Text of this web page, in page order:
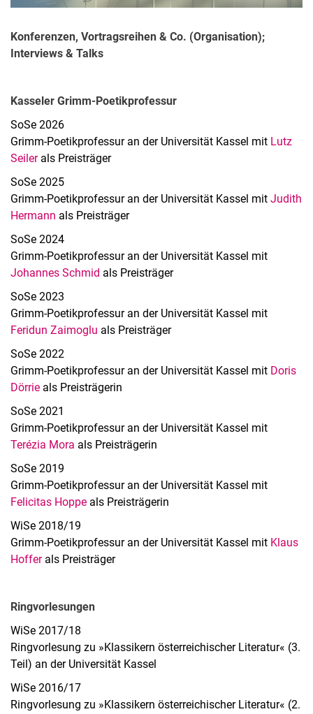
Lehre
Filme
Konferenzen, Vortragsreihen & Co. (Organisation);
Interviews & Talks
Kasseler Grimm-Poetikprofessur
SoSe 2026
Grimm-Poetikprofessur an der Universität Kassel mit Lutz
Seilerals Preisträger
SoSe 2025
Grimm-Poetikprofessur an der Universität Kassel mit Judith
Hermann als Preisträger
SoSe 2024
Grimm-Poetikprofessur an der Universität Kassel mit
Johannes Schmid als Preisträger
SoSe 2023
Grimm-Poetikprofessur an der Universität Kassel mit
Feridun Zaimoglu als Preisträger
SoSe 2022
Grimm-Poetikprofessur an der Universität Kassel mit Doris
Dörrie als Preisträgerin
SoSe 2021
Grimm-Poetikprofessur an der Universität Kassel mit
Terézia Mora als Preisträgerin
SoSe 2019
Grimm-Poetikprofessur an der Universität Kassel mit
Felicitas Hoppe als Preisträgerin
WiSe 2018/19
Grimm-Poetikprofessur an der Universität Kassel mit Klaus
Hoffer als Preisträger
Ringvorlesungen
WiSe 2017/18
Ringvorlesung zu »Klassikern österreichischer Literatur« (3.
Teil) an der Universität Kassel
WiSe 2016/17
Ringvorlesung zu »Klassikern österreichischer Literatur« (2.